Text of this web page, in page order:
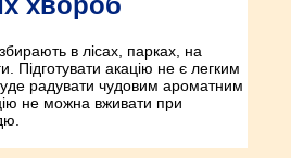
в лісах, парках, на
Підготувати акацію не є легким
радувати чудовим ароматним
не можна вживати при